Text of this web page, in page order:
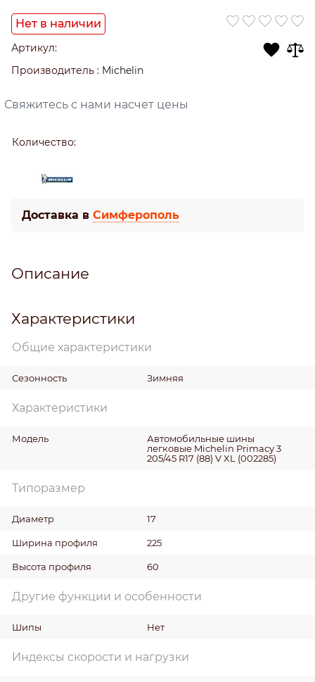
Нет в наличии
Артикул:
Производитель : Michelin
Свяжитесь с нами насчет цены
Количество:
Доставка в Симферополь
Описание
Характеристики
Общие характеристики
Сезонность Зимняя
Характеристики
Модель
Автомобильные шины
легковые Michelin Primacy 3
205/45 R17 (88) V XL (002285)
Типоразмер
Диаметр 17
Ширина профиля 225
Высота профиля 60
Другие функции и особенности
Шипы Нет
Индексы скорости и нагрузки